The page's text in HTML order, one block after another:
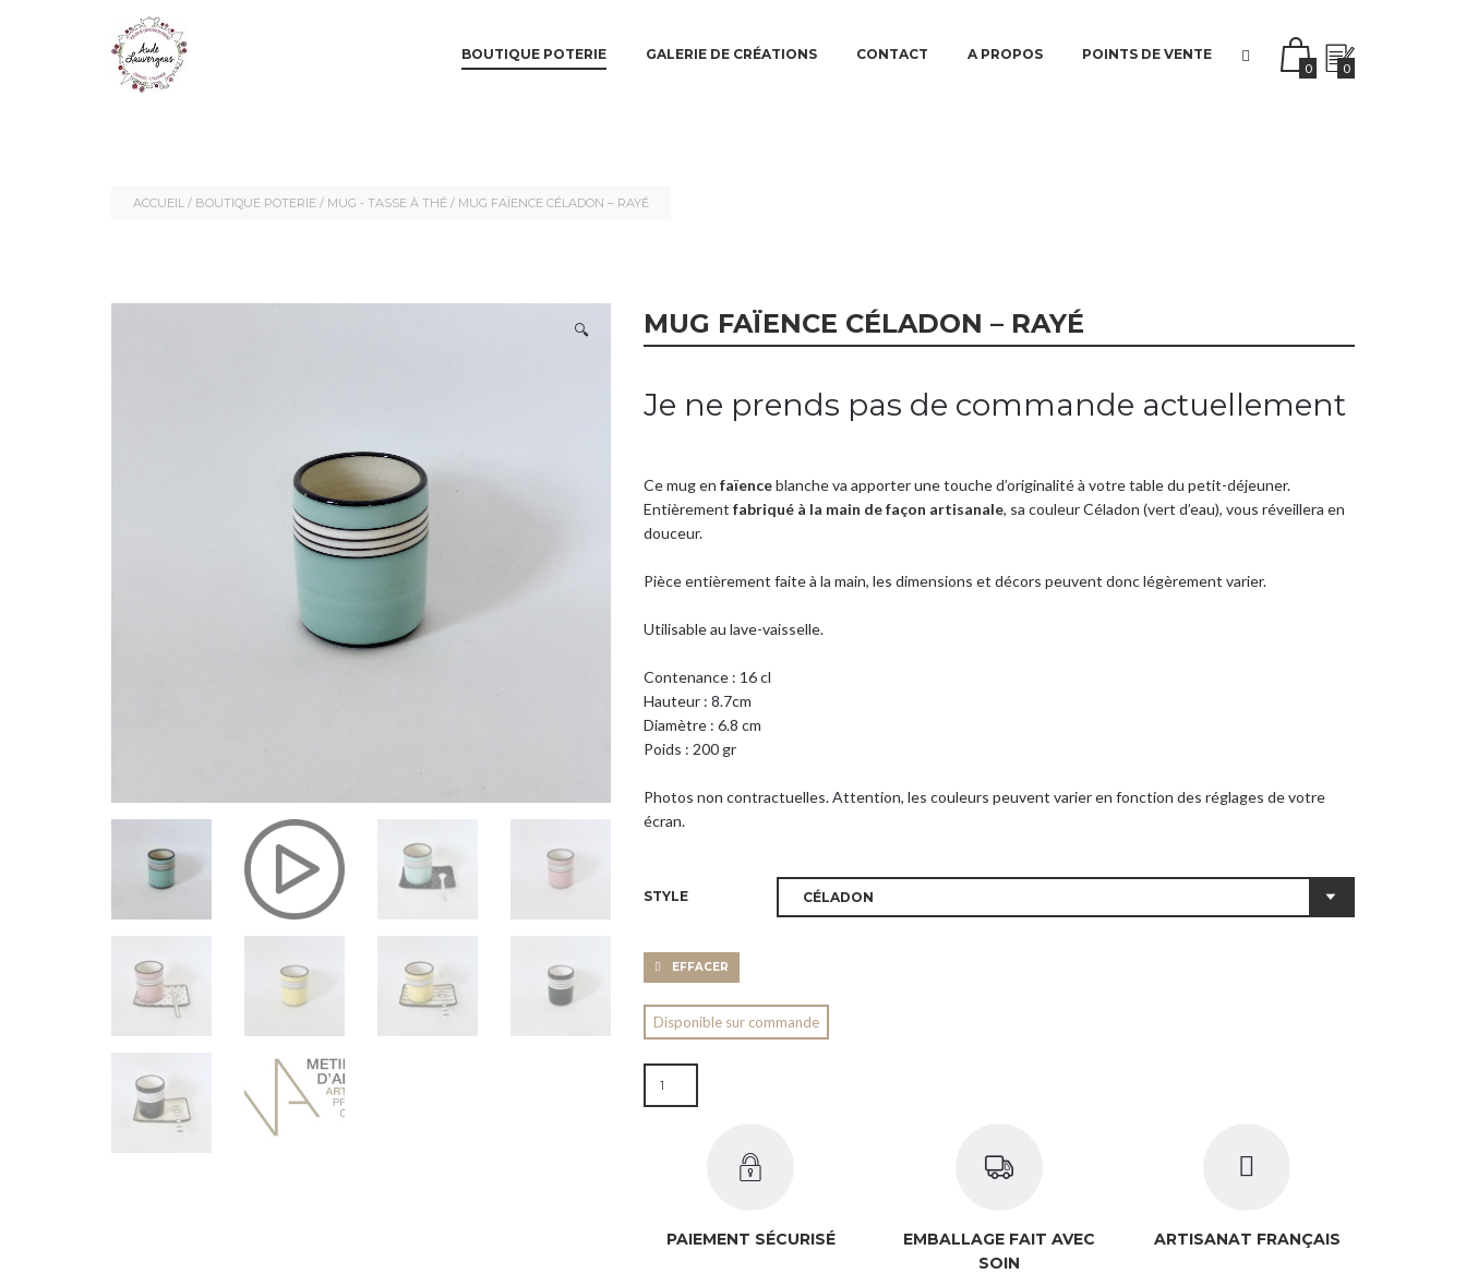
SKIP TO PRIMARY CONTENT
SKIP TO SECONDARY CONTENT
BOUTIQUE POTERIE GALERIE DE CRÉATIONS CONTACT A PROPOS POINTS DE VENTE
0 0
ACCUEIL / BOUTIQUE POTERIE / MUG - TASSE À THÉ / MUG FAÏENCE CÉLADON – RAYÉ
🔍 MUG FAÏENCE CÉLADON – RAYÉ
Je ne prends pas de commande actuellement
Ce mug en faïenceblanche va apporter une touche d’originalité à votre table du petit-déjeuner.
Entièrement fabriqué à la main de façon artisanale, sa couleur Céladon (vert d’eau), vous réveillera en
douceur.
Pièce entièrement faite à la main, les dimensions et décors peuvent donc légèrement varier.
Utilisable au lave-vaisselle.
Contenance : 16 cl
Hauteur : 8.7cm
Diamètre : 6.8 cm
Poids : 200 gr
Photos non contractuelles. Attention, les couleurs peuvent varier en fonction des réglages de votre
écran.
STYLE
EFFACER
Disponible sur commande
PAIEMENT SÉCURISÉ
EMBALLAGE FAIT AVEC
SOIN
ARTISANAT FRANÇAIS